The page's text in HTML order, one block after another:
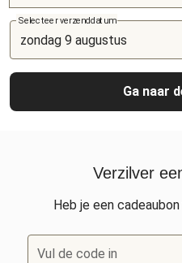
Selecteer verzenddatum
Ga naar
Verzilver
Heb je een
Vul de code in